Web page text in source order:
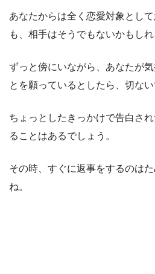
あなたからは全く恋愛対象とし
も、相手はそうでもないかもしれ
ずっと傍にいながら、あなたが
とを願っているとしたら、切ない
ちょっとしたきっかけで告白さ
ることはあるでしょう。
その時、すぐに返事をするのは
ね。